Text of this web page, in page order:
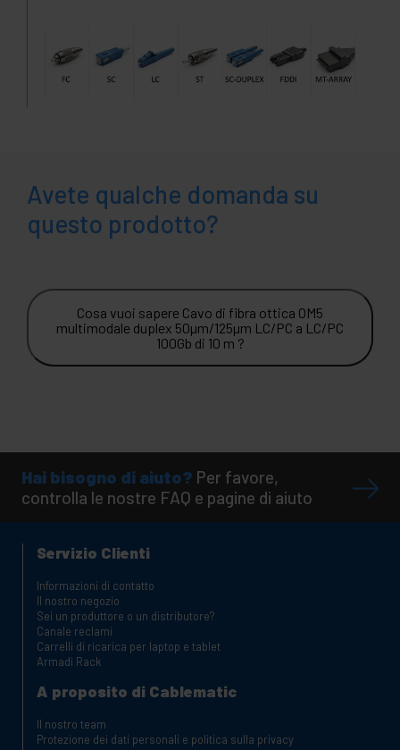
Avete qualche domanda su
questo prodotto?
Cosa vuoi sapere Cavo di fibra ottica OM5
multimodale duplex 50µm/125µm LC/PC a LC/PC
100Gb di 10 m ?
Hai bisogno di aiuto? Per favore,
controlla le nostre FAQ e pagine di aiuto
Servizio Clienti
Informazioni di contatto
Il nostro negozio
Sei un produttore o un distributore?
Canale reclami
Carrelli di ricarica per laptop e tablet
Armadi Rack
A proposito di Cablematic
Il nostro team
Protezione dei dati personali e politica sulla privacy